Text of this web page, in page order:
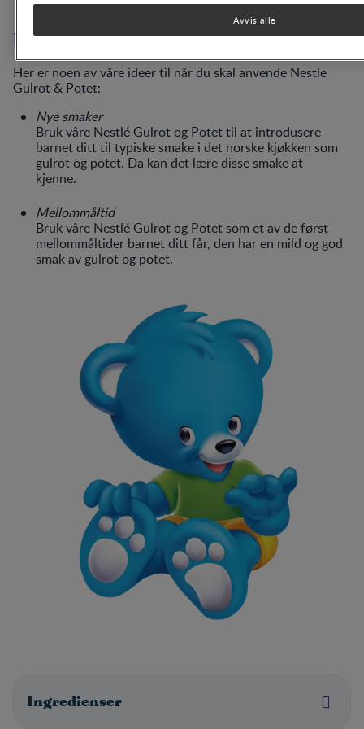
Nestlé Gulrot & Potet - et godt mellommåltid!
Her er noen av våre ideer til når du skal anvende Nestle
Gulrot & Potet:
Nye smaker
Bruk våre Nestlé Gulrot og Potet til at introdusere
barnet ditt til typiske smake i det norske kjøkken som
gulrot og potet. Da kan det lære disse smake at
kjenne.
Mellommåltid
Bruk våre Nestlé Gulrot og Potet som et av de først
mellommåltider barnet ditt får, den har en mild og god
smak av gulrot og potet.
Ingredienser